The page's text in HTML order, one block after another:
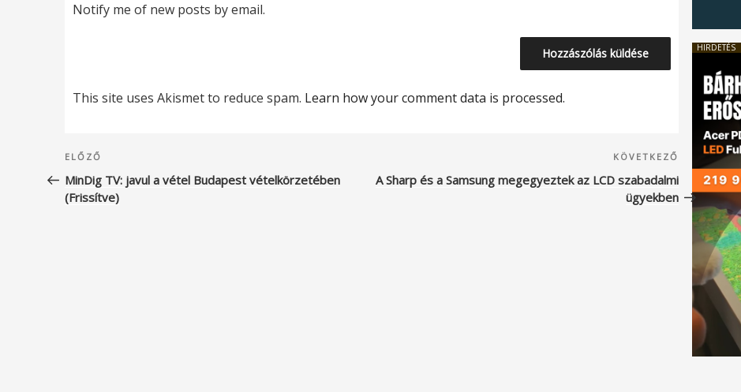
Notify me of new posts by email.
This site uses Akismet to reduce spam. Learn how your comment data is processed.
Bejegyzés
navigáció
Korábbi
bejegyzés
ELŐZŐ
MinDig TV: javul a vétel Budapest vételkörzetében
(Frissítve)
Következő
bejegyzés
KÖVETKEZŐ
A Sharp és a Samsung megegyeztek az LCD szabadalmi
ügyekben
HIRDETÉS